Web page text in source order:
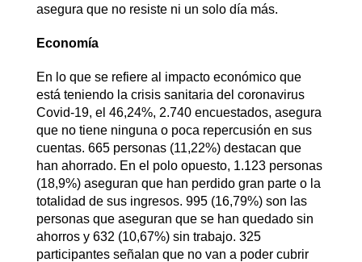
asegura que no resiste ni un solo día más.
Economía
En lo que se refiere al impacto económico que
está teniendo la crisis sanitaria del coronavirus
Covid-19, el 46,24%, 2.740 encuestados, asegura
que no tiene ninguna o poca repercusión en sus
cuentas. 665 personas (11,22%) destacan que
han ahorrado. En el polo opuesto, 1.123 personas
(18,9%) aseguran que han perdido gran parte o la
totalidad de sus ingresos. 995 (16,79%) son las
personas que aseguran que se han quedado sin
ahorros y 632 (10,67%) sin trabajo. 325
participantes señalan que no van a poder cubrir